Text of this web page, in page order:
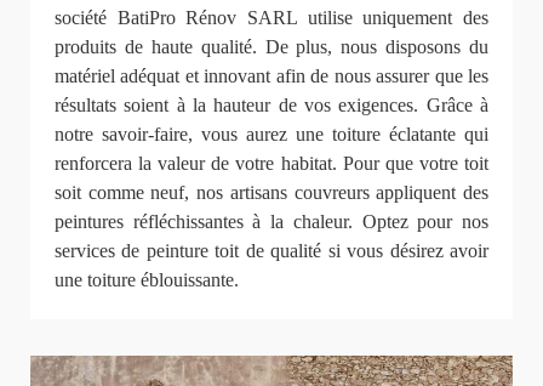
société BatiPro Rénov SARL utilise uniquement des
produits de haute qualité. De plus, nous disposons du
matériel adéquat et innovant afin de nous assurer que les
résultats soient à la hauteur de vos exigences. Grâce à
notre savoir-faire, vous aurez une toiture éclatante qui
renforcera la valeur de votre habitat. Pour que votre toit
soit comme neuf, nos artisans couvreurs appliquent des
peintures réfléchissantes à la chaleur. Optez pour nos
services de peinture toit de qualité si vous désirez avoir
une toiture éblouissante.